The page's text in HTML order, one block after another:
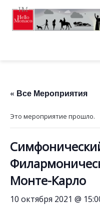
« Все Мероприятия
Это мероприятие прошло.
Монте-Карло
10 октября 2021 @